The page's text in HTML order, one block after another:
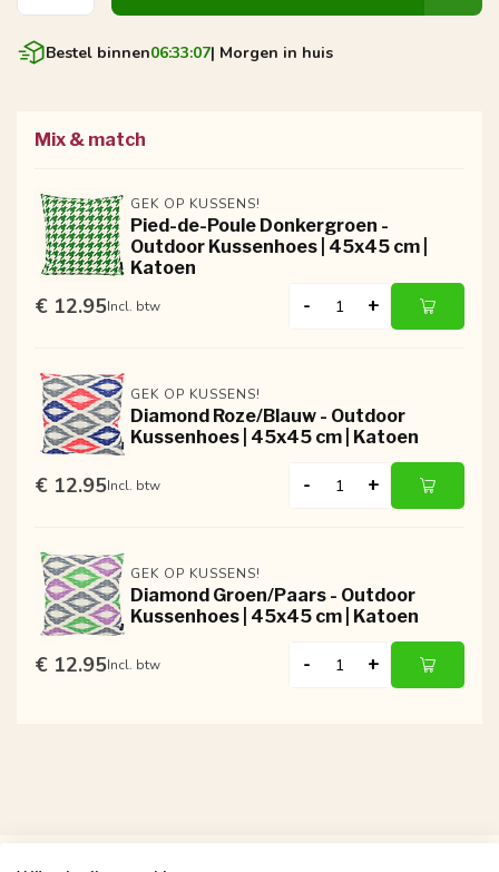
Bestel binnen06:33:06| Morgen in huis
Mix & match
GEK OP KUSSENS!
Pied-de-Poule Donkergroen -
Outdoor Kussenhoes | 45x45 cm |
Katoen
€ 12.95Incl. btw - +
GEK OP KUSSENS!
Diamond Roze/Blauw - Outdoor
Kussenhoes | 45x45 cm | Katoen
€ 12.95Incl. btw - +
GEK OP KUSSENS!
Diamond Groen/Paars - Outdoor
Kussenhoes | 45x45 cm | Katoen
€ 12.95Incl. btw - +